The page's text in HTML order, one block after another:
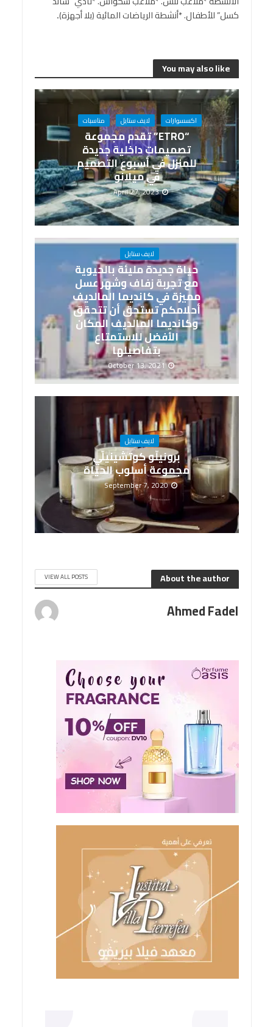
كسل” للأطفال. *أنشطة الرياضات المائية (بلا أجهزة).
You may also like
اكسسوارات لايف ستايل مناسبات
“ETRO” تقدم مجموعة
تصميمات داخلية جديدة
للمنزل في أسبوع التصميم
في ميلانو
April 27, 2023
لايف ستايل
حياة جديدة مليئة بالحيوية
مع تجربة زفاف وشهر عسل
مميزة في كانديما المالديف
أحلامكم تستحق أن تتحقق
وكانديما المالديف المكان
الأفضل للاستمتاع
بتفاصيلها
October 13, 2021
لايف ستايل
برونيلّو كوتشينيلّي
مجموعة أسلوب الحياة
September 7, 2020
About the author
VIEW ALL POSTS
Ahmed Fadel